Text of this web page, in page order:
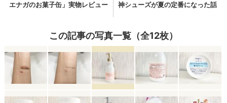
この記事の写真一覧（全12枚）